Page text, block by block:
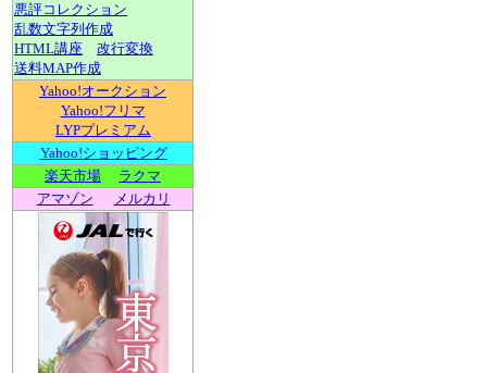
悪評コレクション
乱数文字列作成
HTML講座
改行変換
送料MAP作成
Yahoo!オークション
Yahoo!フリマ
LYPプレミアム
Yahoo!ショッピング
楽天市場
ラクマ
アマゾン
メルカリ